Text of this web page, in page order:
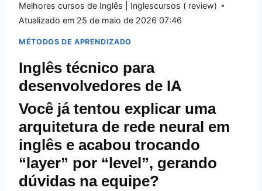
Melhores cursos de Inglês | Inglescursos ( review)
Atualizado em 25 de maio de 2026 07:46
MÉTODOS DE APRENDIZADO
Inglês técnico para
desenvolvedores de IA
Você já tentou explicar uma
arquitetura de rede neural em
inglês e acabou trocando
“layer” por “level”, gerando
dúvidas na equipe?